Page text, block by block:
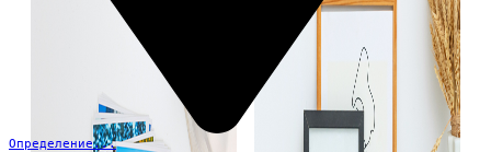
Определение...